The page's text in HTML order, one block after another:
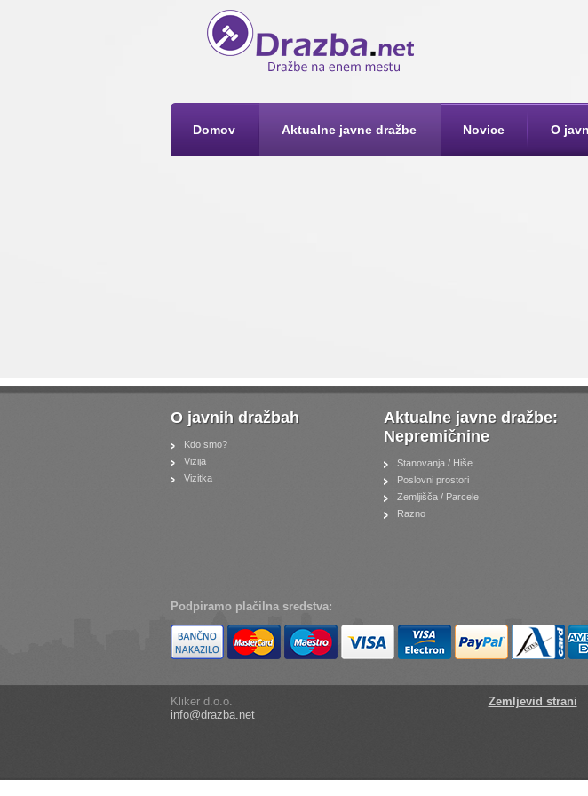
Domov Aktualne javne dražbe Novice O
O javnih dražbah
Kdo smo?
Vizija
Vizitka
Aktualne javne dražbe:
Nepremičnine
Stanovanja / Hiše
Poslovni prostori
Zemljišča / Parcele
Razno
Podpiramo plačilna sredstva:
Kliker d.o.o.
info@drazba.net
Zemljevid strani